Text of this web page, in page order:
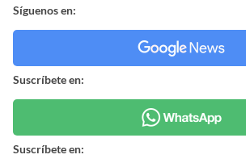
Síguenos en:
Suscríbete en:
Suscríbete en: